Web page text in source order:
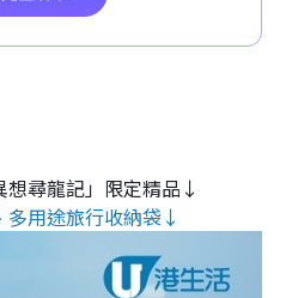
尋龍記」限定精品↓
用途旅行收納袋↓